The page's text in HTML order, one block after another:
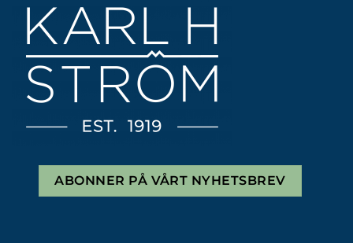
ABONNER PÅ VÅRT NYHETSBREV